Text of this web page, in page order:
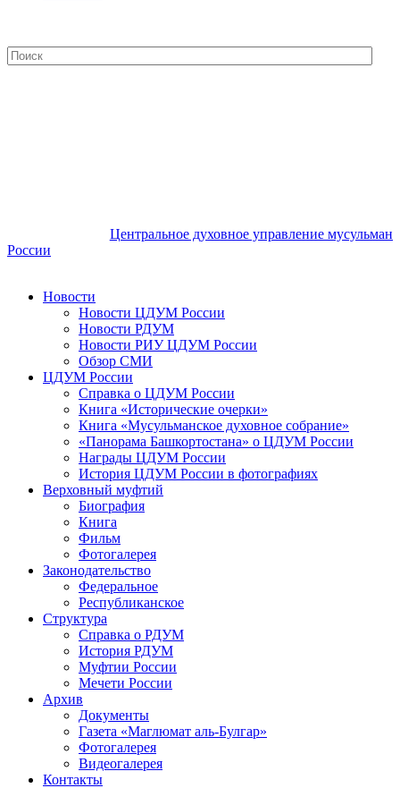
Центральное духовное управление мусульман
России
Новости
Новости ЦДУМ России
Новости РДУМ
Новости РИУ ЦДУМ России
Обзор СМИ
ЦДУМ России
Справка о ЦДУМ России
Книга «Исторические очерки»
Книга «Мусульманское духовное собрание»
«Панорама Башкортостана» о ЦДУМ России
Награды ЦДУМ России
История ЦДУМ России в фотографиях
Верховный муфтий
Биография
Книга
Фильм
Фотогалерея
Законодательство
Федеральное
Республиканское
Структура
Справка о РДУМ
История РДУМ
Муфтии России
Мечети России
Архив
Документы
Газета «Маглюмат аль-Булгар»
Фотогалерея
Видеогалерея
Контакты